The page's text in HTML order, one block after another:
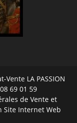
Vente LA PASSION
69 01 59
de Vente et
Site Internet Web